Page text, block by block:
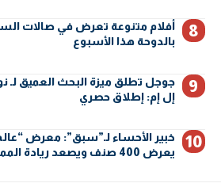
أفلام متنوعة تعرض في صالات
بالدوحة هذا الأسبوع
جوجل تطلق ميزة البحث العميق لـ
إل إم: إطلاق حصري
خبير الأحساء لـ”سبق”: معرض “عالم
يعرض 400 صنف ويصعد ريادة المملكة.